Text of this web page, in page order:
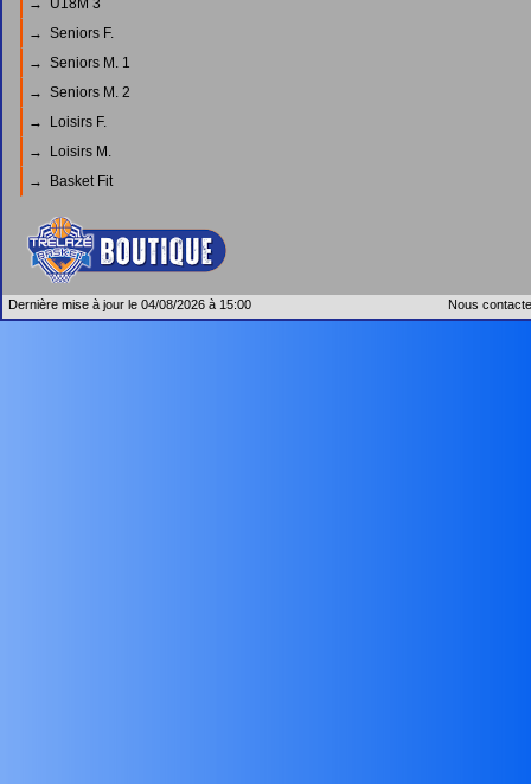
→ U18M 3
→ Seniors F.
→ Seniors M. 1
→ Seniors M. 2
→ Loisirs F.
→ Loisirs M.
→ Basket Fit
Dernière mise à jour le 04/08/2026 à 15:00 Nous